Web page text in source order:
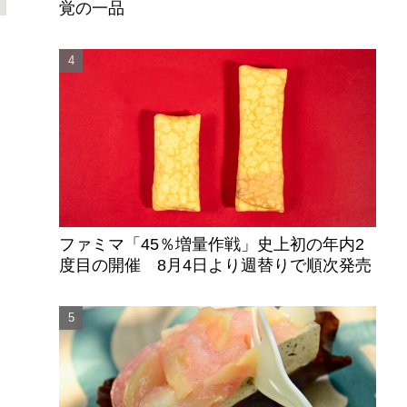
覚の一品
ファミマ「45％増量作戦」史上初の年内2
度目の開催 8月4日より週替りで順次発売